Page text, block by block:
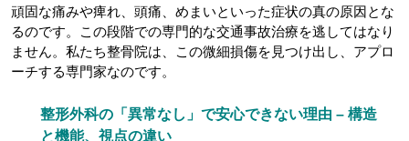
頑固な痛みや痺れ、頭痛、めまいといった症状の真の原因とな
るのです。この段階での専門的な交通事故治療を逃してはなり
ません。私たち整骨院は、この微細損傷を見つけ出し、アプロ
ーチする専門家なのです。
整形外科の「異常なし」で安心できない理由 – 構造
と機能、視点の違い